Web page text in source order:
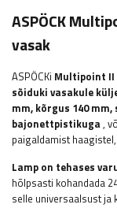
ASPÖCK
vasak
ASPÖCKi Multipoint
sõiduki vasakule
mm, kõrgus 140 mm,
bajonettpistikuga,
paigaldamist
Lamp on tehases
hõlpsasti kohandada
selle universaalsust